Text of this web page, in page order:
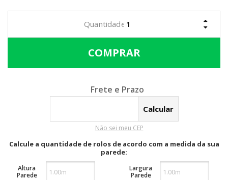
Calcular o Frete
Não sei meu CEP
Calcule a quantidade de rolos de acordo com a medida da sua
parede:
Altura
Parede
Largura
Parede